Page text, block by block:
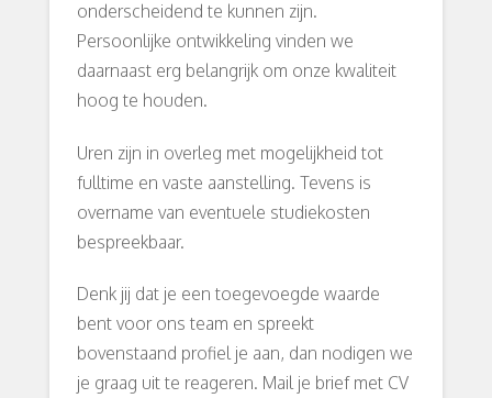
onderscheidend te kunnen zijn.
Persoonlijke ontwikkeling vinden we
daarnaast erg belangrijk om onze kwaliteit
hoog te houden.
Uren zijn in overleg met mogelijkheid tot
fulltime en vaste aanstelling. Tevens is
overname van eventuele studiekosten
bespreekbaar.
Denk jij dat je een toegevoegde waarde
bent voor ons team en spreekt
bovenstaand profiel je aan, dan nodigen we
je graag uit te reageren. Mail je brief met CV